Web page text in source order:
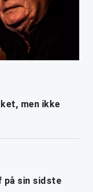
men ikke
sin sidste